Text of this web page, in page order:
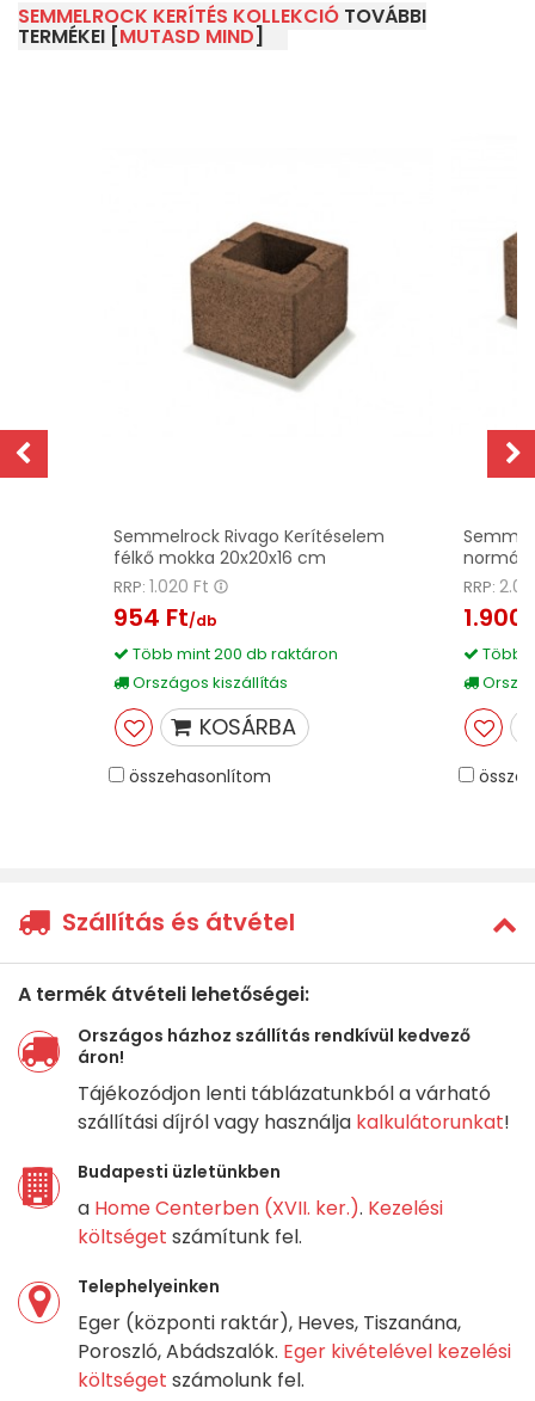
SEMMELROCK KERÍTÉS KOLLEKCIÓ TOVÁBBI
TERMÉKEI [MUTASD MIND]
Semmelrock Rivago Kerítéselem
félkő mokka 20x20x16 cm
RRP: 1.020 Ft
954 Ft/db
Több mint 200 db raktáron
Országos kiszállítás
KOSÁRBA
összehasonlítom
RRP:
1.900
Több
Szállítás és átvétel
A termék átvételi lehetőségei:
Országos házhoz szállítás rendkívül kedvező
áron!
Tájékozódjon lenti táblázatunkból a várható
szállítási díjról vagy használja kalkulátorunkat!
Budapesti üzletünkben
a Home Centerben (XVII. ker.). Kezelési
költséget számítunk fel.
Telephelyeinken
Eger (központi raktár), Heves, Tiszanána,
Poroszló, Abádszalók. Eger kivételével kezelési
költséget számolunk fel.